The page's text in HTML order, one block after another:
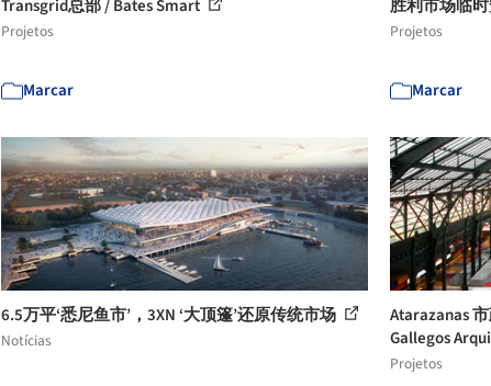
Transgrid总部 / Bates Smart
Projetos
Marcar
胜利市场临
Projetos
Marcar
6.5万平‘悉尼鱼市’，3XN ‘大顶篷’还原传统市场
Notícias
Atarazanas
Gallegos
Projetos